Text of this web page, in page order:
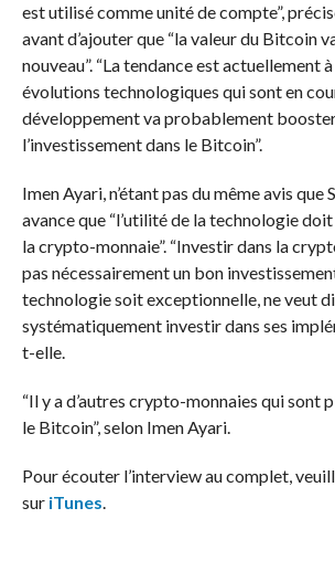
est utilisé comme unité de compte”,
avant d’ajouter que “la valeur du Bitcoin
nouveau”. “La tendance est actuellement
évolutions technologiques qui sont en
développement va probablement
l’investissement dans le Bitcoin”.
Imen Ayari, n’étant pas du même avis que
avance que “l’utilité de la technologie
la crypto-monnaie”. “Investir dans la
pas nécessairement un bon
technologie soit exceptionnelle, ne veut
systématiquement investir dans ses
t-elle.
“Il y a d’autres crypto-monnaies qui sont
le Bitcoin”, selon Imen Ayari.
Pour écouter l’interview au complet,
sur iTunes.